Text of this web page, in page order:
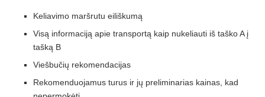
Keliavimo maršrutu eiliškumą
Visą informaciją apie transportą kaip nukeliauti iš taško A į
tašką B
Viešbučių rekomendacijas
Rekomenduojamus turus ir jų preliminarias kainas, kad